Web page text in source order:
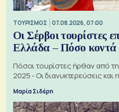
ΤΟΥΡΙΣΜΟΣ 07.08.2026, 07:00
Οι Σέρβοι τουρίστες
Ελλάδα – Πόσο κοντά
Πόσοι τουρίστες ήρθαν από
2025 - Οι διανυκτερεύσεις και
Μαρία Σιδέρη